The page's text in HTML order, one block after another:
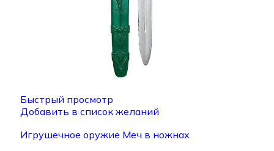
Быстрый просмотр
Добавить в список желаний
Игрушечное оружие Меч в ножнах